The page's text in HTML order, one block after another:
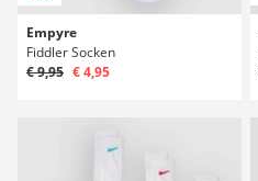
Empyre
Fiddler Socken
€ 9,95 € 4,95